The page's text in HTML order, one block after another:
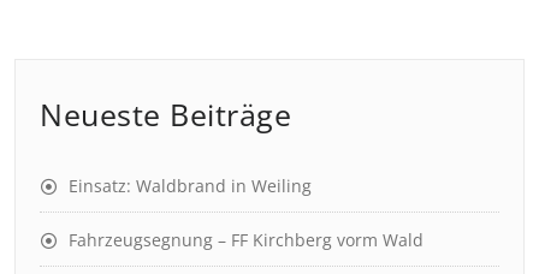
Neueste Beiträge
Einsatz: Waldbrand in Weiling
Fahrzeugsegnung – FF Kirchberg vorm Wald